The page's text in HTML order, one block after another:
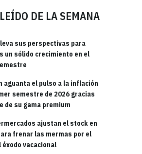
DE LA SEMANA
sus perspectivas para
un sólido crecimiento en el
aguanta el pulso a la inflación
semestre de 2026 gracias
de su gama premium
ajustan el stock en
frenar las mermas por el
éxodo vacacional